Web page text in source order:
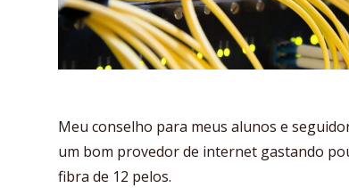
Meu conselho para meus alunos e
um bom provedor de internet gastando
fibra de 12 pelos.